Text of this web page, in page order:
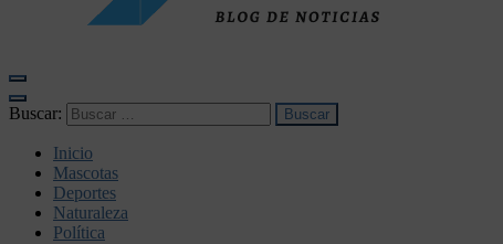
Buscar:
Inicio
Mascotas
Deportes
Naturaleza
Política